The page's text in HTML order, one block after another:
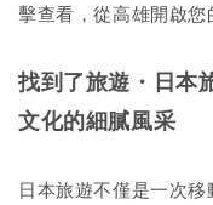
擊查看，從高雄開啟您
找到了旅遊・日本
文化的細膩風采
日本旅遊不僅是一次